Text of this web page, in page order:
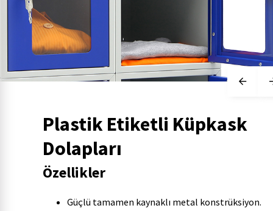
Plastik Etiketli Küpkask
Dolapları
Özellikler
Güçlü tamamen kaynaklı metal konstrüksiyon.